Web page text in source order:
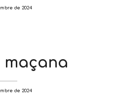
de 2024
maçana
de 2024